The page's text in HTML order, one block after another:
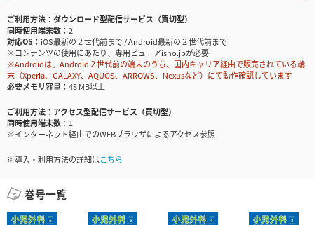
ご利用方法
ダウンロード型配信サービス（買切型）
同時使用端末数
2
対応OS
iOS最新の２世代前まで / Android最新の２世代前まで
※コンテンツの使用にあたり、専用ビューアisho.jpが必要
※Androidは、Android２世代前の端末のうち、国内キャリア経由で販売されている端
末（Xperia、GALAXY、AQUOS、ARROWS、Nexusなど）にて動作確認しています
必要メモリ容量
48 MB以上
ご利用方法
アクセス型配信サービス（買切型）
同時使用端末数
1
※インターネット経由でのWEBブラウザによるアクセス参照
※導入・利用方法の詳細はこちら
巻号一覧